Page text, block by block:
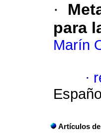
·
para
Marín
·
Artículos